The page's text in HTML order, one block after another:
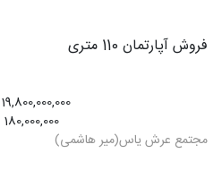
فروش آپارتمان 110 متری
19,800,000,000
180,000,000
مجتمع عرش یاس(میر هاشمی)